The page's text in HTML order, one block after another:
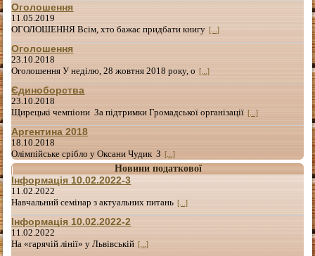
Оголошення
11.05.2019
ОГОЛОШЕННЯ Всім, хто бажає придбати книгу [...]
Оголошення
23.10.2018
Оголошення У неділю, 28 жовтня 2018 року, о [...]
Єдиноборства
23.10.2018
Щирецькі чемпіони За підтримки Громадської організації [...]
Аргентина 2018
18.10.2018
Олімпійське срібло у Оксани Чудик З [...]
Новини податкової
Інформація 10.02.2022-3
11.02.2022
Навчальний семінар з актуальних питань [...]
Інформація 10.02.2022-2
11.02.2022
На «гарячій лінії» у Львівській [...]